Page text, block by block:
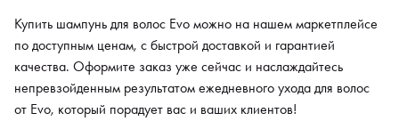
Купить шампунь для волос Evo можно на нашем маркетплейсе
по доступным ценам, с быстрой доставкой и гарантией
качества. Оформите заказ уже сейчас и наслаждайтесь
непревзойденным результатом ежедневного ухода для волос
от Еvo, который порадует вас и ваших клиентов!